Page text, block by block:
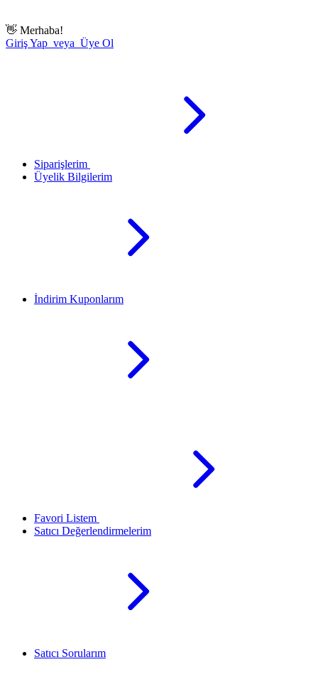
👋 Merhaba!
Giriş Yap veya Üye Ol
Siparişlerim
Üyelik Bilgilerim
İndirim Kuponlarım
Favori Listem
Satıcı Değerlendirmelerim
Satıcı Sorularım